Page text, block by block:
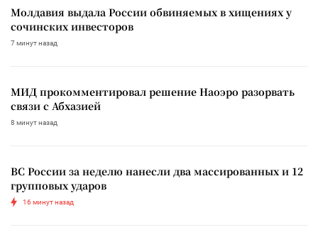
Молдавия выдала России обвиняемых в хищениях у
сочинских инвесторов
7 минут назад
МИД прокомментировал решение Наоэро разорвать
связи с Абхазией
8 минут назад
ВС России за неделю нанесли два массированных и 12
групповых ударов
16 минут назад